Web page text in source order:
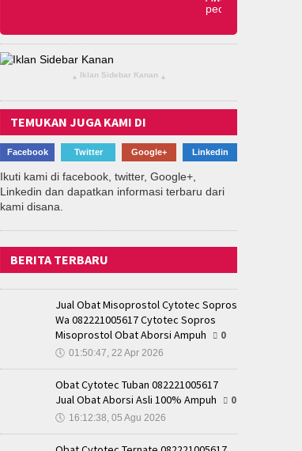
▴ Iklan Sidebar Kanan ▴
TEMUKAN JUGA KAMI DI
Facebook Twitter Google+ Linkedin
Ikuti kami di facebook, twitter, Google+,
Linkedin dan dapatkan informasi terbaru dari
kami disana.
BERITA TERBARU
Jual Obat Misoprostol Cytotec Sopros
Wa 082221005617 Cytotec Sopros
Misoprostol Obat Aborsi Ampuh
0
🕔 01:50:47, 22 Apr 2026
Obat Cytotec Tuban 082221005617
Jual Obat Aborsi Asli 100% Ampuh
0
🕔 16:12:38, 05 Agu 2026